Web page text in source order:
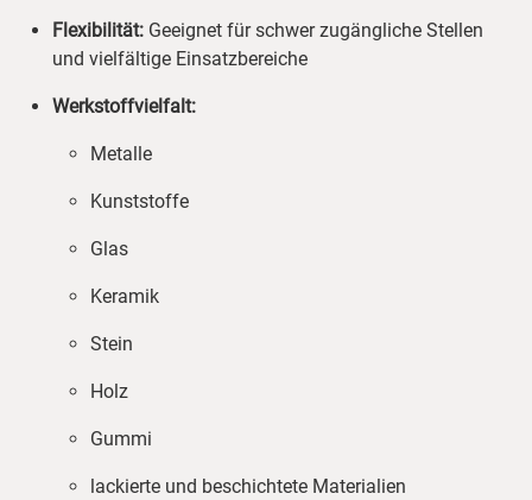
Flexibilität: Geeignet für schwer zugängliche Stellen
und vielfältige Einsatzbereiche
Werkstoffvielfalt:
Metalle
Kunststoffe
Glas
Keramik
Stein
Holz
Gummi
lackierte und beschichtete Materialien